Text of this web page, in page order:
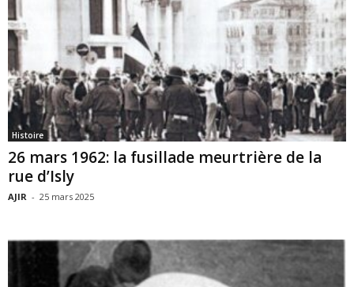
Histoire
26 mars 1962: la fusillade meurtrière de la
rue d’Isly
AJIR - 25 mars 2025